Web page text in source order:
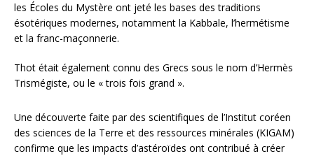
les Écoles du Mystère ont jeté les bases des traditions
ésotériques modernes, notamment la Kabbale, l’hermétisme
et la franc-maçonnerie.
Thot était également connu des Grecs sous le nom d’Hermès
Trismégiste, ou le « trois fois grand ».
Une découverte faite par des scientifiques de l’Institut coréen
des sciences de la Terre et des ressources minérales (KIGAM)
confirme que les impacts d’astéroïdes ont contribué à créer